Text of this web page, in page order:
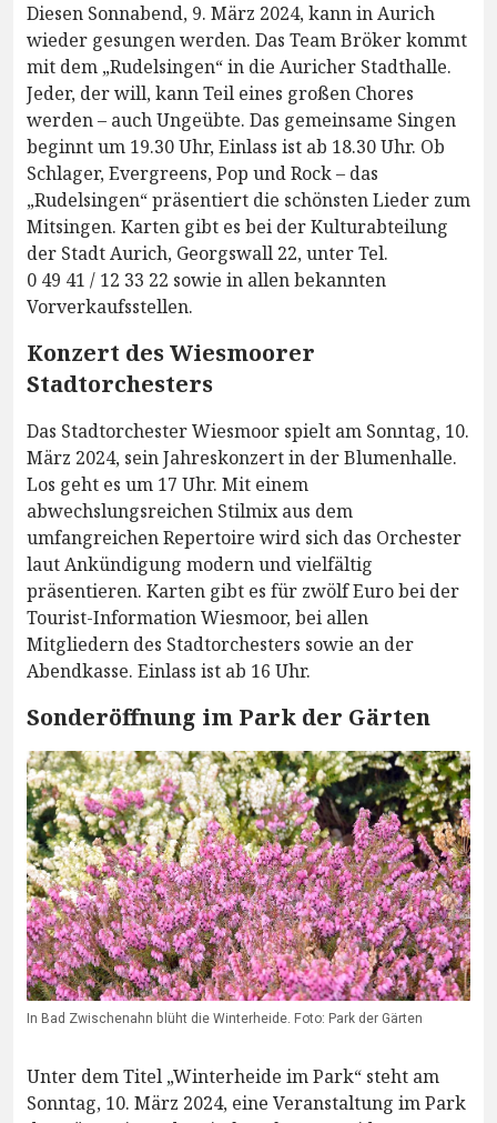
Diesen Sonnabend, 9. März 2024, kann in Aurich
wieder gesungen werden. Das Team Bröker kommt
mit dem „Rudelsingen“ in die Auricher Stadthalle.
Jeder, der will, kann Teil eines großen Chores
werden – auch Ungeübte. Das gemeinsame Singen
beginnt um 19.30 Uhr, Einlass ist ab 18.30 Uhr. Ob
Schlager, Evergreens, Pop und Rock – das
„Rudelsingen“ präsentiert die schönsten Lieder zum
Mitsingen. Karten gibt es bei der Kulturabteilung
der Stadt Aurich, Georgswall 22, unter Tel.
0 49 41 / 12 33 22 sowie in allen bekannten
Vorverkaufsstellen.
Konzert des Wiesmoorer
Stadtorchesters
Das Stadtorchester Wiesmoor spielt am Sonntag, 10.
März 2024, sein Jahreskonzert in der Blumenhalle.
Los geht es um 17 Uhr. Mit einem
abwechslungsreichen Stilmix aus dem
umfangreichen Repertoire wird sich das Orchester
laut Ankündigung modern und vielfältig
präsentieren. Karten gibt es für zwölf Euro bei der
Tourist-Information Wiesmoor, bei allen
Mitgliedern des Stadtorchesters sowie an der
Abendkasse. Einlass ist ab 16 Uhr.
Sonderöffnung im Park der Gärten
In Bad Zwischenahn blüht die Winterheide. Foto: Park der Gärten
Unter dem Titel „Winterheide im Park“ steht am
Sonntag, 10. März 2024, eine Veranstaltung im Park